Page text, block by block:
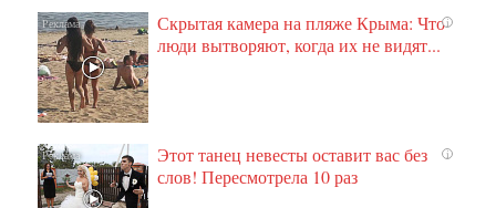
i
Скрытая камера на пляже Крыма: Что
люди вытворяют, когда их не видят...
i
Этот танец невесты оставит вас без
слов! Пересмотрела 10 раз